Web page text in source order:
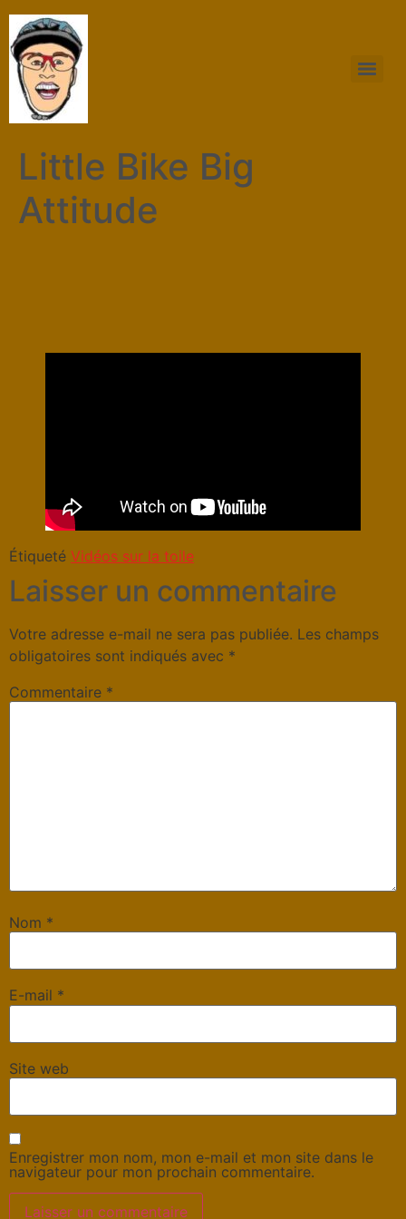
Little Bike Big
Attitude
Étiqueté Vidéos sur la toile
Laisser un commentaire
Votre adresse e-mail ne sera pas publiée. Les champs
obligatoires sont indiqués avec *
Commentaire *
Nom *
E-mail *
Site web
Enregistrer mon nom, mon e-mail et mon site dans le
navigateur pour mon prochain commentaire.